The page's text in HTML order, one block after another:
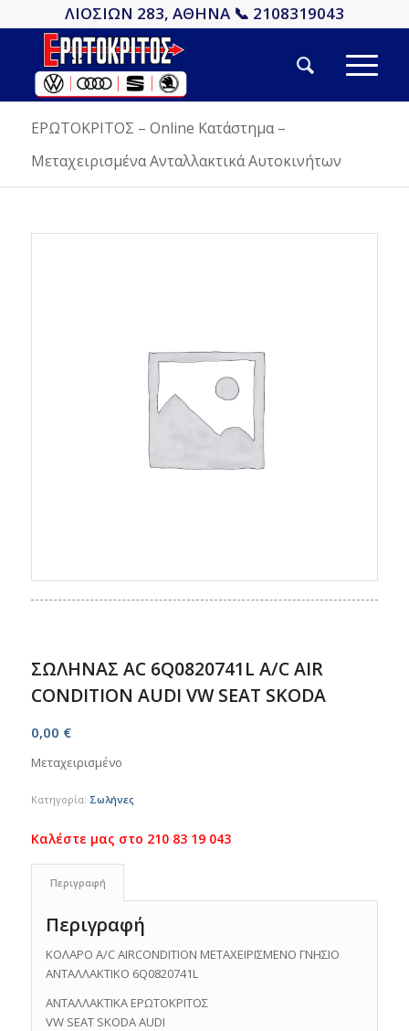
ΛΙΟΣΙΩΝ 283, ΑΘΗΝΑ 📞 2108319043
ΕΡΩΤΟΚΡΙΤΟΣ – Online Κατάστημα –
Μεταχειρισμένα Ανταλλακτικά Αυτοκινήτων
ΣΩΛΗΝΑΣ AC 6Q0820741L A/C AIR
CONDITION AUDI VW SEAT SKODA
0,00 €
Μεταχειρισμένο
Κατηγορία: Σωλήνες
Περιγραφή
Περιγραφή
ΚΟΛΑΡΟ A/C AIRCONDITION ΜΕΤΑΧΕΙΡΙΣΜΕΝΟ ΓΝΗΣΙΟ
ΑΝΤΑΛΛΑΚΤΙΚΟ 6Q0820741L
ΑΝΤΑΛΛΑΚΤΙΚΑ ΕΡΩΤΟΚΡΙΤΟΣ
VW SEAT SKODA AUDI